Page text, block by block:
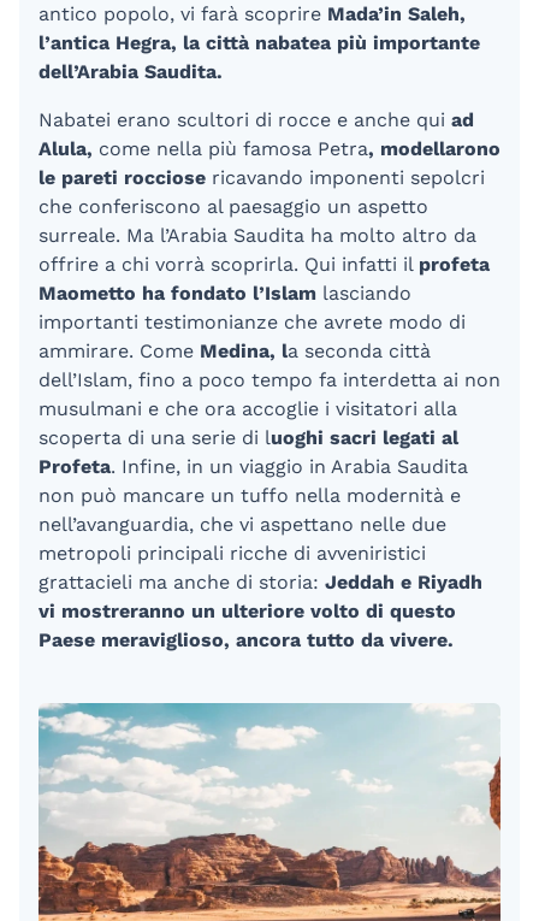
antico popolo, vi farà scoprire Mada’in Saleh,
l’antica Hegra, la città nabatea più importante
dell’Arabia Saudita.
Nabatei erano scultori di rocce e anche qui ad
Alula, come nella più famosa Petra, modellarono
le pareti rocciose ricavando imponenti sepolcri
che conferiscono al paesaggio un aspetto
surreale. Ma l’Arabia Saudita ha molto altro da
offrire a chi vorrà scoprirla. Qui infatti il profeta
Maometto ha fondato l’Islam lasciando
importanti testimonianze che avrete modo di
ammirare. Come Medina, la seconda città
dell’Islam, fino a poco tempo fa interdetta ai non
musulmani e che ora accoglie i visitatori alla
scoperta di una serie di luoghi sacri legati al
Profeta. Infine, in un viaggio in Arabia Saudita
non può mancare un tuffo nella modernità e
nell’avanguardia, che vi aspettano nelle due
metropoli principali ricche di avveniristici
grattacieli ma anche di storia: Jeddah e Riyadh
vi mostreranno un ulteriore volto di questo
Paese meraviglioso, ancora tutto da vivere.